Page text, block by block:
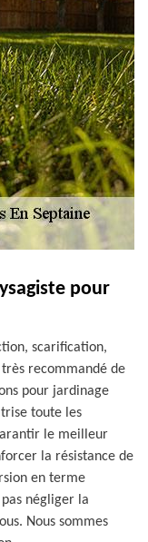
pour
scarification,
recommandé de
pour jardinage
toute les
le meilleur
la résistance de
en terme
pas négliger la
Nous sommes